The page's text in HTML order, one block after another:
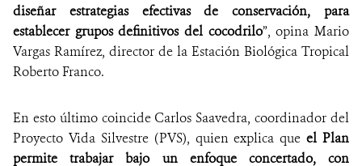
diseñar estrategias efectivas de conservación, para
establecer grupos definitivos del cocodrilo”, opina Mario
Vargas Ramírez, director de la Estación Biológica Tropical
Roberto Franco.
En esto último coincide Carlos Saavedra, coordinador del
Proyecto Vida Silvestre (PVS), quien explica queel Plan
permite trabajar bajo un enfoque concertado, con